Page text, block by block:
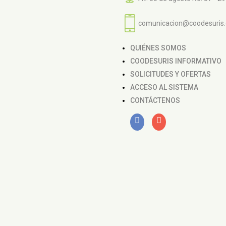
QUIÉNES SOMOS
COODESURIS INFORMATIVO
SOLICITUDES Y OFERTAS
ACCESO AL SISTEMA
CONTÁCTENOS